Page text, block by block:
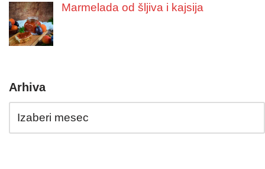
Marmelada od šljiva i kajsija
Arhiva